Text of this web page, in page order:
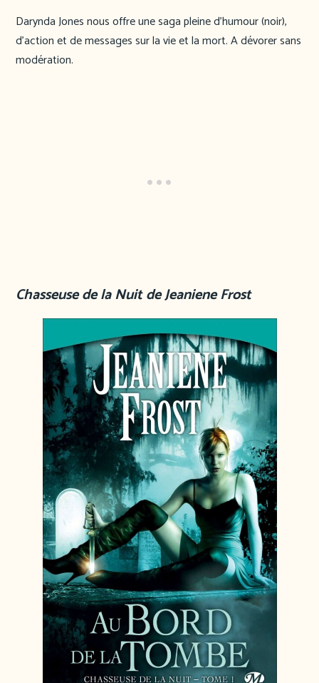
Darynda Jones nous offre une saga pleine d’humour (noir),
d’action et de messages sur la vie et la mort. A dévorer sans
modération.
Chasseuse de la Nuit de Jeaniene Frost